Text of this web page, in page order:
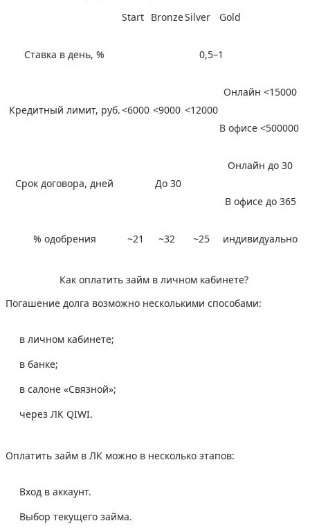
Start
BronzeSilver Gold
Ставка в день, % 0,5–1
Кредитный лимит, руб.<6000 <9000 <12000
Онлайн <15000
В офисе <500000
Срок договора, дней До 30
Онлайн до 30
В офисе до 365
% одобрения ~21 ~32 ~25 индивидуально
Как оплатить займ в личном кабинете?
Погашение долга возможно несколькими способами:
в личном кабинете;
в банке;
в салоне «Связной»;
через ЛК QIWI.
Оплатить займ в ЛК можно в несколько этапов:
Вход в аккаунт.
Выбор текущего займа.